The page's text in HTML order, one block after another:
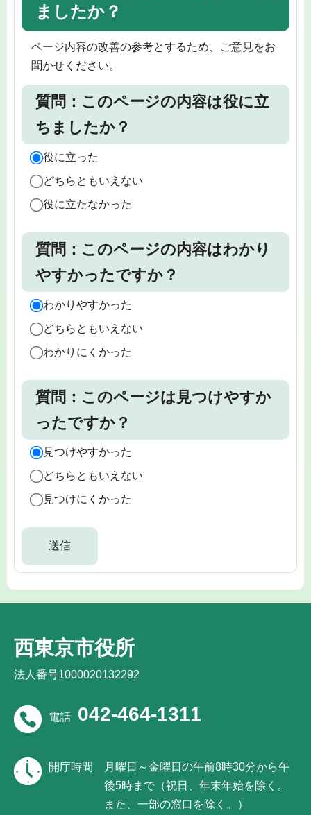
ましたか？
ページ内容の改善の参考とするため、ご意見をお
聞かせください。
質問：このページの内容は役に立
ちましたか？
役に立った
どちらともいえない
役に立たなかった
質問：このページの内容はわかり
やすかったですか？
わかりやすかった
どちらともいえない
わかりにくかった
質問：このページは見つけやすか
ったですか？
見つけやすかった
どちらともいえない
見つけにくかった
西東京市役所
法人番号1000020132292
電話 042-464-1311
開庁時間
月曜日～金曜日の午前8時30分から午
後5時まで（祝日、年末年始を除く。
また、一部の窓口を除く。）